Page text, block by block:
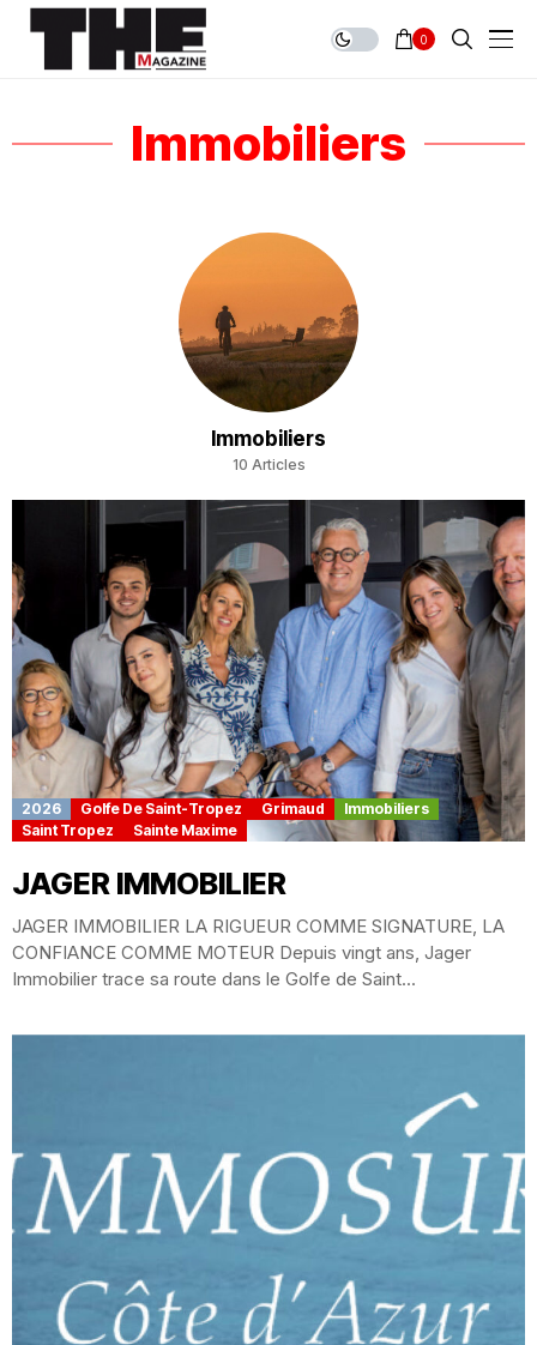
0
Immobiliers
Immobiliers
10 Articles
2026 Golfe De Saint-Tropez Grimaud
Immobiliers
Saint Tropez
Sainte Maxime
JAGER IMMOBILIER
JAGER IMMOBILIER LA RIGUEUR COMME SIGNATURE, LA
CONFIANCE COMME MOTEUR Depuis vingt ans, Jager
Immobilier trace sa route dans le Golfe de Saint...